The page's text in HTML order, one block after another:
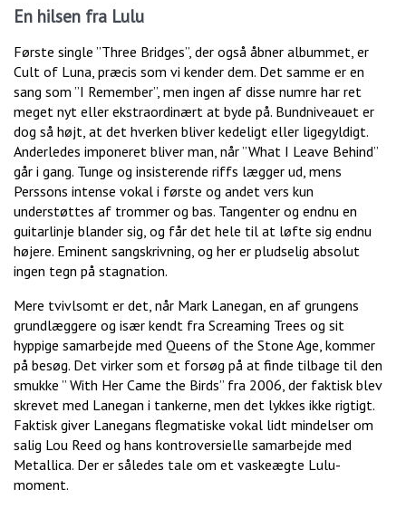
En hilsen fra Lulu
Første single ”Three Bridges”, der også åbner albummet, er
Cult of Luna, præcis som vi kender dem. Det samme er en
sang som ”I Remember”, men ingen af disse numre har ret
meget nyt eller ekstraordinært at byde på. Bundniveauet er
dog så højt, at det hverken bliver kedeligt eller ligegyldigt.
Anderledes imponeret bliver man, når ”What I Leave Behind”
går i gang. Tunge og insisterende riffs lægger ud, mens
Perssons intense vokal i første og andet vers kun
understøttes af trommer og bas. Tangenter og endnu en
guitarlinje blander sig, og får det hele til at løfte sig endnu
højere. Eminent sangskrivning, og her er pludselig absolut
ingen tegn på stagnation.
Mere tvivlsomt er det, når Mark Lanegan, en af grungens
grundlæggere og især kendt fra Screaming Trees og sit
hyppige samarbejde med Queens of the Stone Age, kommer
på besøg. Det virker som et forsøg på at finde tilbage til den
smukke ” With Her Came the Birds” fra 2006, der faktisk blev
skrevet med Lanegan i tankerne, men det lykkes ikke rigtigt.
Faktisk giver Lanegans flegmatiske vokal lidt mindelser om
salig Lou Reed og hans kontroversielle samarbejde med
Metallica. Der er således tale om et vaskeægte Lulu-
moment.